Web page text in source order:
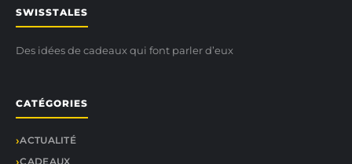
SWISSTALES
Des idées de cadeaux qui font parler d’eux
CATÉGORIES
ACTUALITÉ
CADEAUX